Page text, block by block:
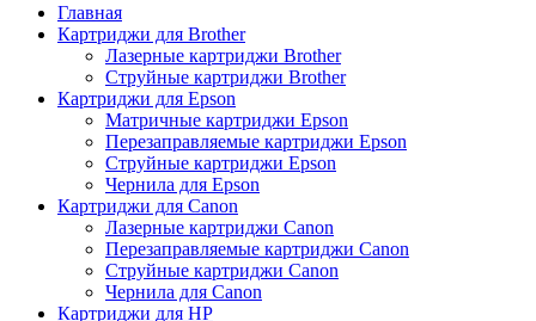
Главная
Картриджи для Brother
Лазерные картриджи Brother
Струйные картриджи Brother
Картриджи для Epson
Матричные картриджи Epson
Перезаправляемые картриджи Epson
Струйные картриджи Epson
Чернила для Epson
Картриджи для Canon
Лазерные картриджи Canon
Перезаправляемые картриджи Canon
Струйные картриджи Canon
Чернила для Canon
Картриджи для HP